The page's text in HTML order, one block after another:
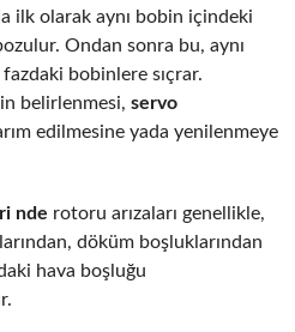
ilk olarak aynı bobin içindeki
Ondan sonra bu, aynı
bobinlere sıçrar.
belirlenmesi, servo
edilmesine yada yenilenmeye
nde rotoru arızaları genellikle,
döküm boşluklarından
hava boşluğu